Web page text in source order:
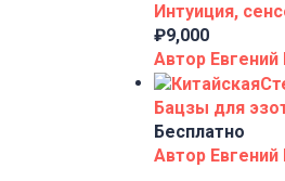
Интуиция,
₽9,000
Автор
Бацзы для
Бесплатно
Автор